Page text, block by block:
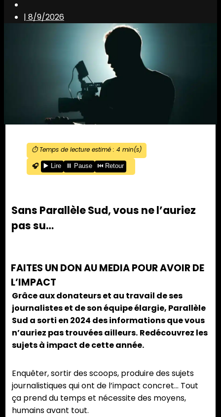
| 8/9/2026
⏱️ Temps de lecture estimé : 4 min(s)
🎧
▶️ Lire ⏸️ Pause ⏮️ Retour
Sans Parallèle Sud, vous ne l’auriez
pas su…
FAITES UN DON AU MEDIA POUR AVOIR DE
L’IMPACT
Grâce aux donateurs et au travail de ses
journalistes et de son équipe élargie, Parallèle
Sud a sorti en 2024 des informations que vous
n’auriez pas trouvées ailleurs. Redécouvrez les
sujets à impact de cette année.
Enquêter, sortir des scoops, produire des sujets
journalistiques qui ont de l’impact concret… Tout
ça prend du temps et nécessite des moyens,
humains avant tout.